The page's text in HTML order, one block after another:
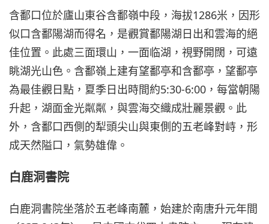
含鄱口位於廬山東谷含鄱嶺中段，海拔1286米，因形
似口含鄱陽湖而得名，是觀賞鄱陽湖日出和雲海的絕
佳位置。此處三面環山，一面临湖，視野開闊，可遠
眺湖光山色。含鄱嶺上建有望鄱亭和含鄱亭，望鄱亭
為最佳觀日點，夏季日出時間約5:30-6:00，每當朝陽
升起，湖面金光粼粼，與雲海交織成壯麗景觀。此
外，含鄱口西側的犁頭尖山與東側的五老峰對峙，形
成天然隘口，氣勢雄偉。
白鹿洞書院
白鹿洞書院坐落於五老峰南麓，始建於南唐升元年間